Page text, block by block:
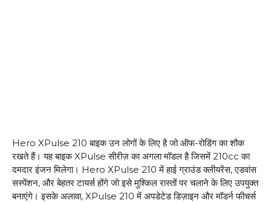
Hero XPulse 210 बाइक उन लोगों के लिए है जो ऑफ-रोडिंग का शौक
रखते हैं। यह बाइक XPulse सीरीज़ का अगला मॉडल है जिसमें 210cc का
दमदार इंजन मिलेगा। Hero XPulse 210 में हाई ग्राउंड क्लीयरेंस, एडवांस
सस्पेंशन, और बेहतर टायर्स होंगे जो इसे मुश्किल रास्तों पर चलाने के लिए उपयुक्त
बनाएंगे। इसके अलावा, XPulse 210 में अपडेटेड डिज़ाइन और मॉडर्न फीचर्स